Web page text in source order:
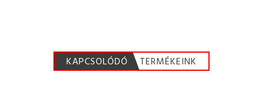
KAPCSOLÓDÓ TERMÉKEINK